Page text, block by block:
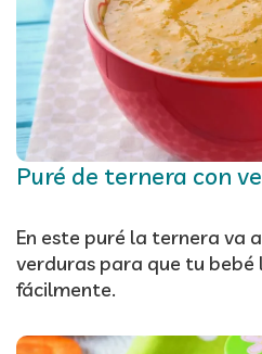
Puré de ternera con
En este puré la ternera va
verduras para que tu bebé
fácilmente.